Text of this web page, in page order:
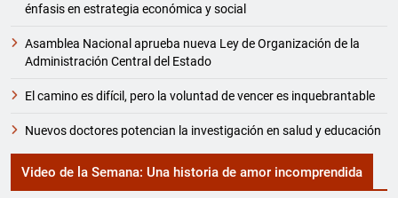
énfasis en estrategia económica y social
Asamblea Nacional aprueba nueva Ley de Organización de la
Administración Central del Estado
El camino es difícil, pero la voluntad de vencer es inquebrantable
Nuevos doctores potencian la investigación en salud y educación
Video de la Semana: Una historia de amor incomprendida